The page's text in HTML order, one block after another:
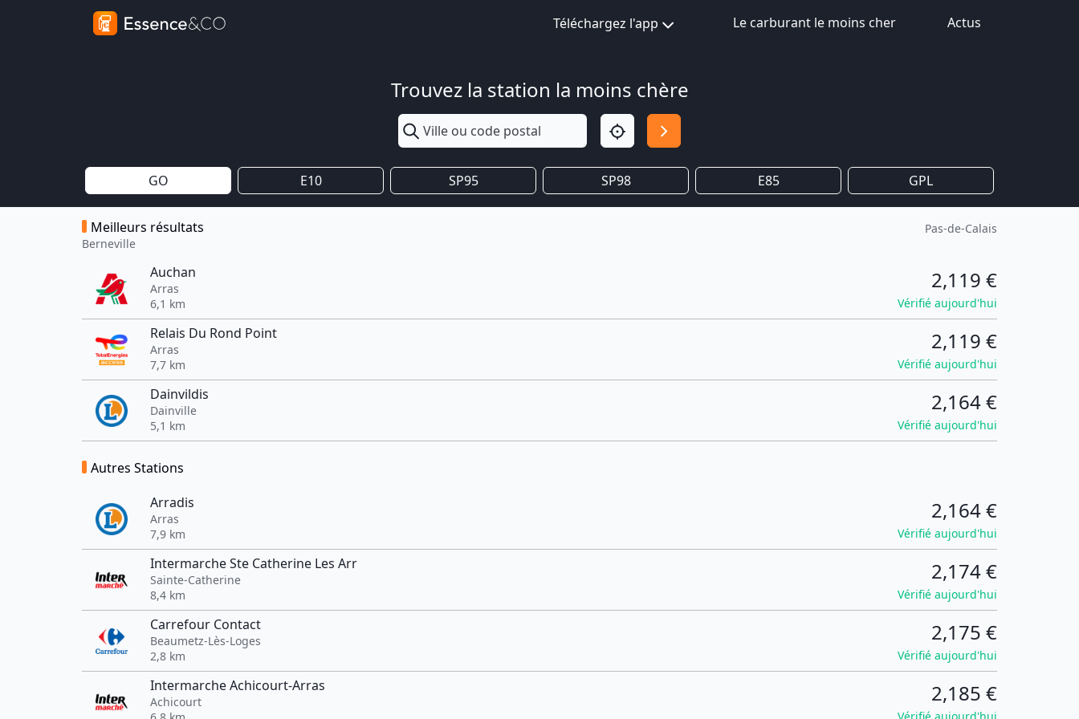
Téléchargez l'app Le carburant le moins cher Actus
Trouvez la station la moins chère
GO E10 SP95 SP98 E85 GPL
Meilleurs résultats
Berneville
Pas-de-Calais
Auchan
Arras
6,1 km
2,119 €
Vérifié aujourd'hui
Relais Du Rond Point
Arras
7,7 km
2,119 €
Vérifié aujourd'hui
Dainvildis
Dainville
5,1 km
2,164 €
Vérifié aujourd'hui
Autres Stations
Arradis
Arras
7,9 km
2,164 €
Vérifié aujourd'hui
Intermarche Ste Catherine Les Arr
Sainte-Catherine
8,4 km
2,174 €
Vérifié aujourd'hui
Carrefour Contact
Beaumetz-Lès-Loges
2,8 km
2,175 €
Vérifié aujourd'hui
Intermarche Achicourt-Arras
Achicourt
2,185 €